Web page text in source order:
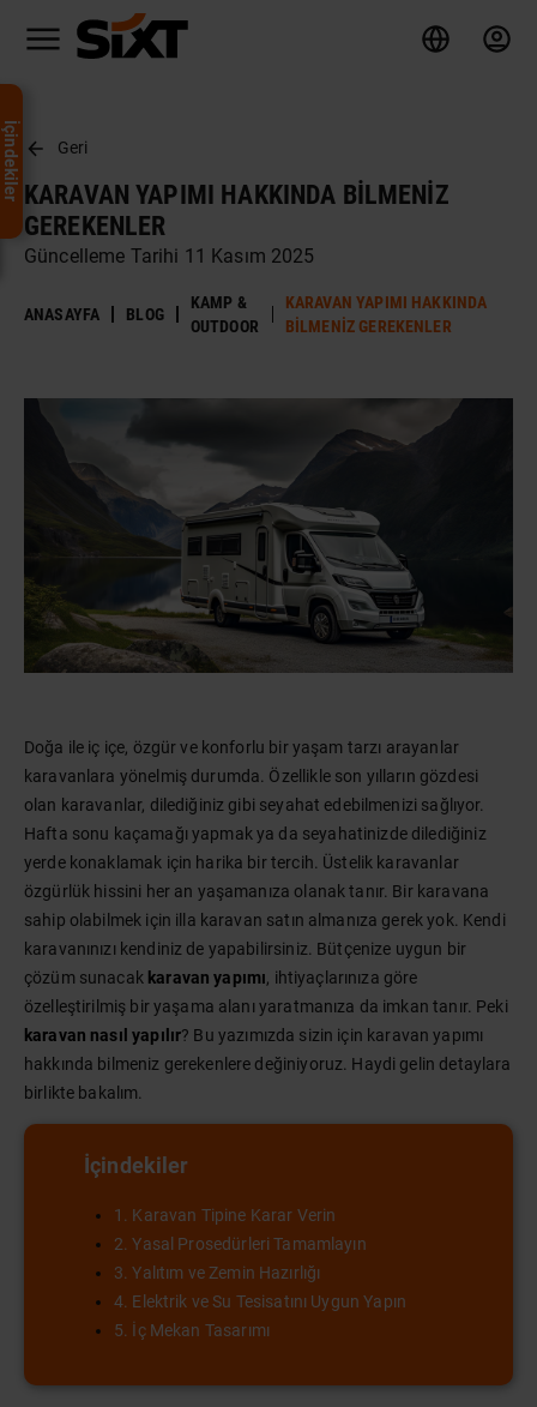
Geri
KARAVAN YAPIMI HAKKINDA BILMENIZ
GEREKENLER
Güncelleme Tarihi 11 Kasım 2025
ANASAYFA BLOG
KAMP &
OUTDOOR
KARAVAN YAPIMI HAKKINDA
BILMENIZ GEREKENLER
Doğa ile iç içe, özgür ve konforlu bir yaşam tarzı arayanlar
karavanlara yönelmiş durumda. Özellikle son yılların gözdesi
olan karavanlar, dilediğiniz gibi seyahat edebilmenizi sağlıyor.
Hafta sonu kaçamağı yapmak ya da seyahatinizde dilediğiniz
yerde konaklamak için harika bir tercih. Üstelik karavanlar
özgürlük hissini her an yaşamanıza olanak tanır. Bir karavana
sahip olabilmek için illa karavan satın almanıza gerek yok. Kendi
karavanınızı kendiniz de yapabilirsiniz. Bütçenize uygun bir
çözüm sunacak karavan yapımı, ihtiyaçlarınıza göre
özelleştirilmiş bir yaşama alanı yaratmanıza da imkan tanır. Peki
karavan nasıl yapılır? Bu yazımızda sizin için karavan yapımı
hakkında bilmeniz gerekenlere değiniyoruz. Haydi gelin detaylara
birlikte bakalım.
İçindekiler
1. Karavan Tipine Karar Verin
2. Yasal Prosedürleri Tamamlayın
3. Yalıtım ve Zemin Hazırlığı
4. Elektrik ve Su Tesisatını Uygun Yapın
5. İç Mekan Tasarımı
İçindekiler